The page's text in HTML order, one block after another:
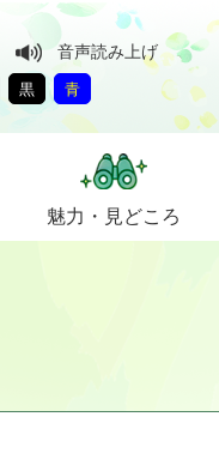
音声読み上げ
黒 青
魅力・ 見どころ